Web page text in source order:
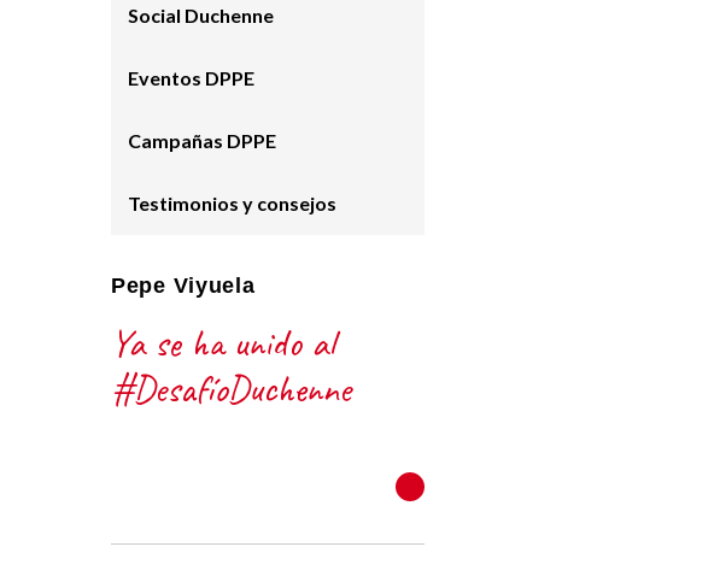
Social Duchenne
Eventos DPPE
Campañas DPPE
Testimonios y consejos
Pepe Viyuela
Ya se ha unido al
#DesafíoDuchenne